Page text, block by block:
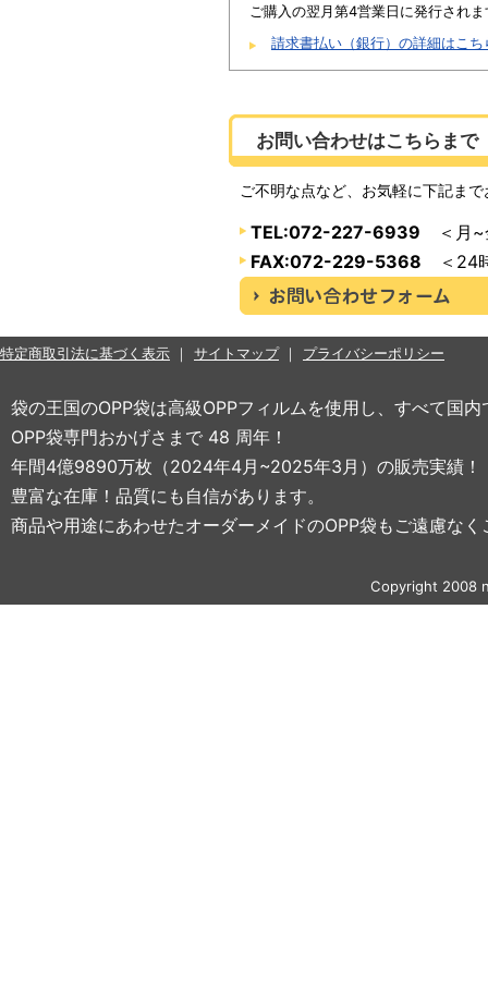
ご購入の翌月第4営業日に発行され
請求書払い（銀行）の詳細はこち
お問い合わせはこちらまで
ご不明な点など、お気軽に下記ま
TEL:072-227-6939 ＜月~
FAX:072-229-5368 ＜24
特定商取引法に基づく表示 サイトマップ プライバシーポリシー
袋の王国のOPP袋は高級OPPフィルムを使用し、すべて国
OPP袋専門おかげさまで 48 周年！
年間4億9890万枚（2024年4月~2025年3月）の販売実績！
豊富な在庫！品質にも自信があります。
商品や用途にあわせたオーダーメイドのOPP袋もご遠慮な
Copyright 2008